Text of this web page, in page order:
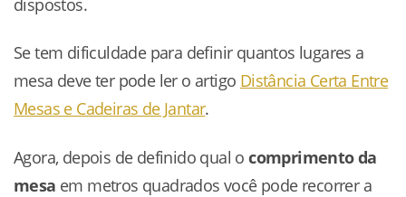
Se tem dificuldade para definir quantos lugares a
mesa deve ter pode ler o artigo Distância Certa Entre
Mesas e Cadeiras de Jantar.
Agora, depois de definido qual ocomprimento da
mesa em metros quadrados você pode recorrer a